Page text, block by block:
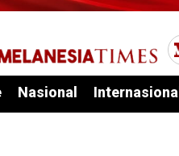
Nasional Internasional